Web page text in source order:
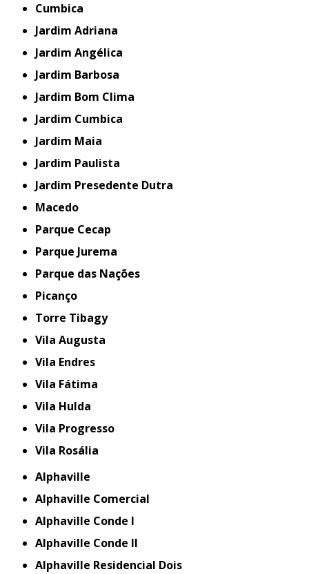
Cumbica
Jardim Adriana
Jardim Angélica
Jardim Barbosa
Jardim Bom Clima
Jardim Cumbica
Jardim Maia
Jardim Paulista
Jardim Presedente Dutra
Macedo
Parque Cecap
Parque Jurema
Parque das Nações
Picanço
Torre Tibagy
Vila Augusta
Vila Endres
Vila Fátima
Vila Hulda
Vila Progresso
Vila Rosália
Alphaville
Alphaville Comercial
Alphaville Conde I
Alphaville Conde II
Alphaville Residencial Dois